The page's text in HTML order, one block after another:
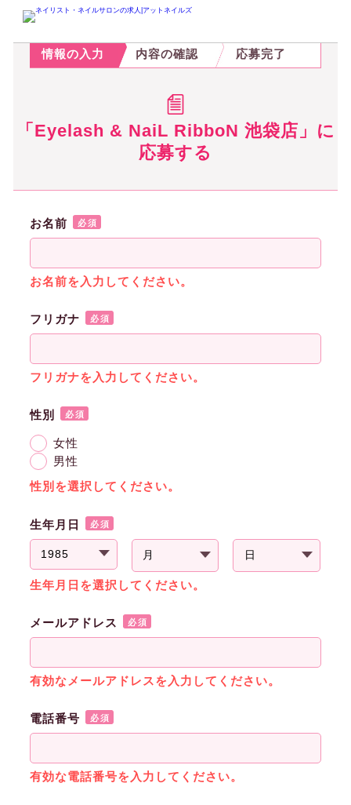
情報の入力 内容の確認 応募完了
「Eyelash & NaiL RibboN 池袋店」に
応募する
お名前 必須
お名前を入力してください。
フリガナ 必須
フリガナを入力してください。
性別 必須
女性
男性
性別を選択してください。
生年月日 必須
生年月日を選択してください。
メールアドレス 必須
有効なメールアドレスを入力してください。
電話番号 必須
有効な電話番号を入力してください。